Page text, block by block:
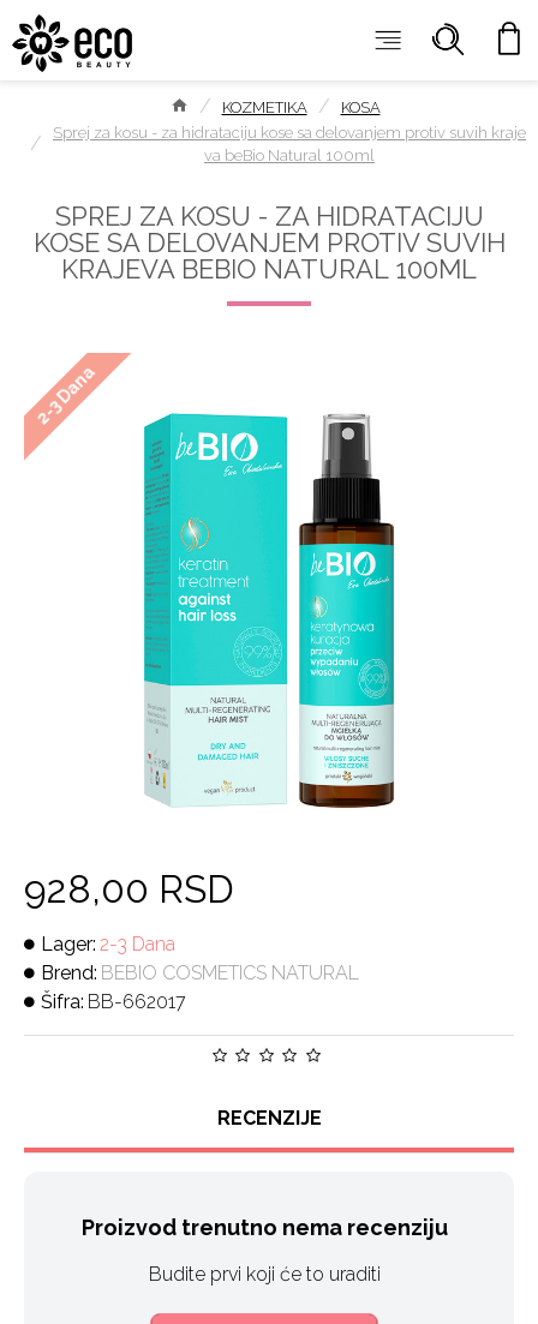
KOZMETIKA
KOSA
Sprej za kosu - za hidrataciju kose sa delovanjem protiv suvih kraje
va beBio Natural 100ml
SPREJ ZA KOSU - ZA HIDRATACIJU
KOSE SA DELOVANJEM PROTIV SUVIH
KRAJEVA BEBIO NATURAL 100ML
2-3 Dana
Lager: 2-3 Dana
Brend: BEBIO COSMETICS NATURAL
Šifra: BB-662017
928,00 RSD
RECENZIJE
Proizvod trenutno nema recenziju
Budite prvi koji će to uraditi